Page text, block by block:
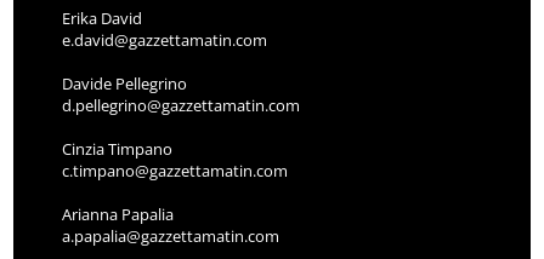
Erika David
e.david@gazzettamatin.com
Davide Pellegrino
d.pellegrino@gazzettamatin.com
Cinzia Timpano
c.timpano@gazzettamatin.com
Arianna Papalia
a.papalia@gazzettamatin.com